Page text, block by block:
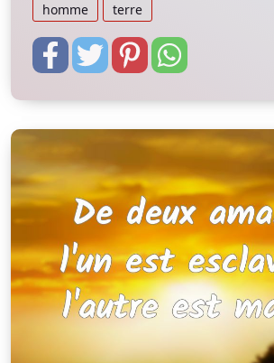
homme terre